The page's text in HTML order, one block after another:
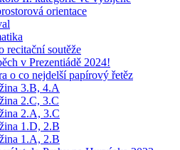
orientace
recitační soutěže
v Prezentiádě 2024!
o co nejdelší papírový řetěz
3.B, 4.A
2.C, 3.C
2.A, 3.C
1.D, 2.B
1.A, 2.B